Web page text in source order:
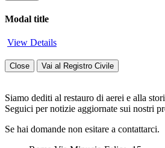
Modal title
View Details
Close Vai al Registro Civile
Siamo dediti al restauro di aerei e alla
Seguici per notizie aggiornate sui nostri
Se hai domande non esitare a contattarci.